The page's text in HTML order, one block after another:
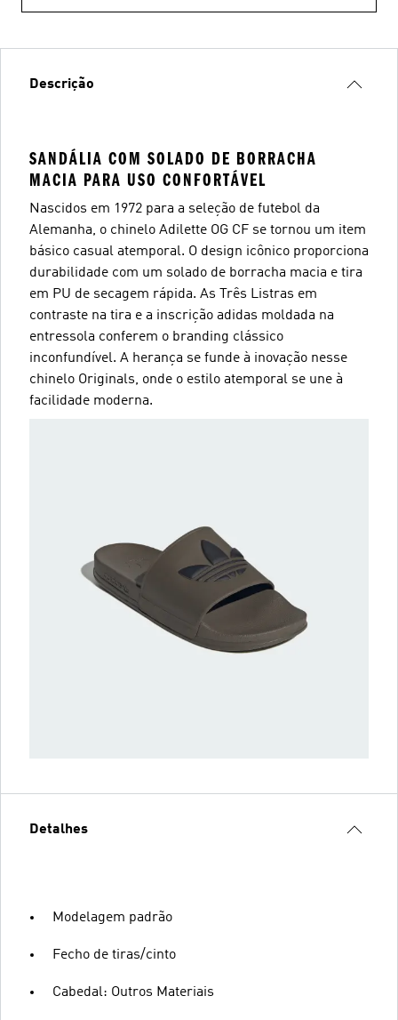
Descrição
SANDÁLIA COM SOLADO DE BORRACHA
MACIA PARA USO CONFORTÁVEL
Nascidos em 1972 para a seleção de futebol da
Alemanha, o chinelo Adilette OG CF se tornou um item
básico casual atemporal. O design icônico proporciona
durabilidade com um solado de borracha macia e tira
em PU de secagem rápida. As Três Listras em
contraste na tira e a inscrição adidas moldada na
entressola conferem o branding clássico
inconfundível. A herança se funde à inovação nesse
chinelo Originals, onde o estilo atemporal se une à
facilidade moderna.
Detalhes
Modelagem padrão
Fecho de tiras/cinto
Cabedal: Outros Materiais